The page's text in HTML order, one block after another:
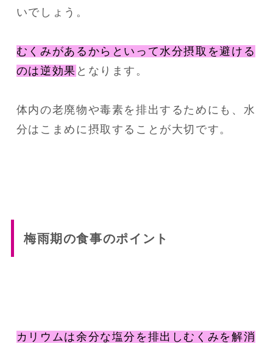
いでしょう。
むくみがあるからといって水分摂取を避ける
のは逆効果 となります。
体内の老廃物や毒素を排出するためにも、水
分はこまめに摂取することが大切です。
梅雨期の食事のポイント
カリウムは余分な塩分を排出しむくみを解消